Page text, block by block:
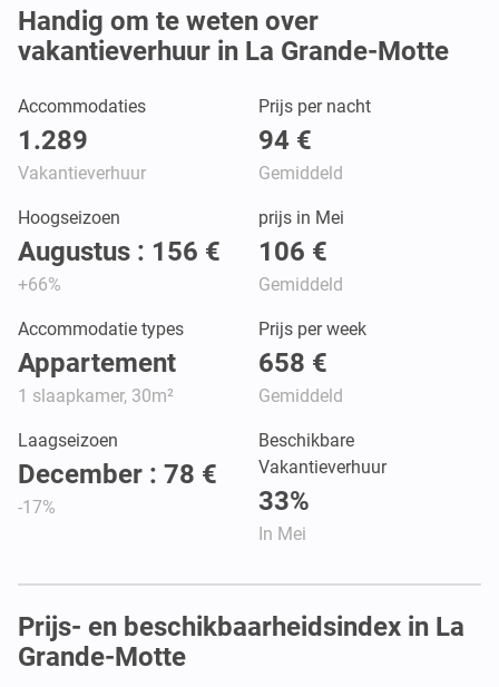
Handig om te weten over
vakantieverhuur in La Grande-Motte
Accommodaties
1.289
Vakantieverhuur
Prijs per nacht
94 €
Gemiddeld
Hoogseizoen
Augustus : 156 €
+66%
prijs in Mei
106 €
Gemiddeld
Accommodatie types
Appartement
1 slaapkamer, 30m²
Prijs per week
658 €
Gemiddeld
Laagseizoen
December : 78 €
-17%
Beschikbare
Vakantieverhuur
33%
In Mei
Prijs- en beschikbaarheidsindex in La
Grande-Motte